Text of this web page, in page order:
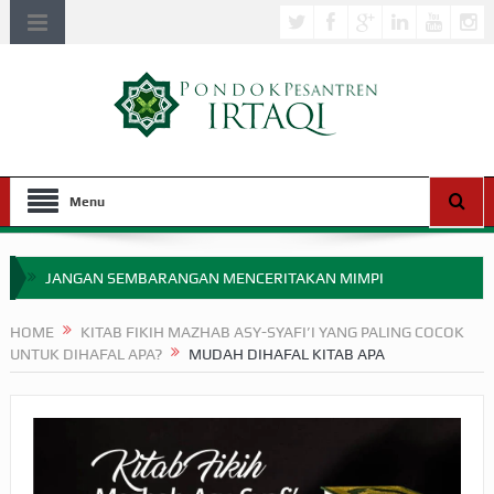
Menu
JANGAN SEMBARANGAN MENCERITAKAN MIMPI
MIMPI YANG DIABAIKAN MENJELANG PERANG BADAR
SEBELUM TIBA SAAT WAJIB?
HAKIKAT NIKMAT DI DUNIA!
HOME
KITAB FIKIH MAZHAB ASY-SYAFI’I YANG PALING COCOK
UNTUK DIHAFAL APA?
MUDAH DIHAFAL KITAB APA